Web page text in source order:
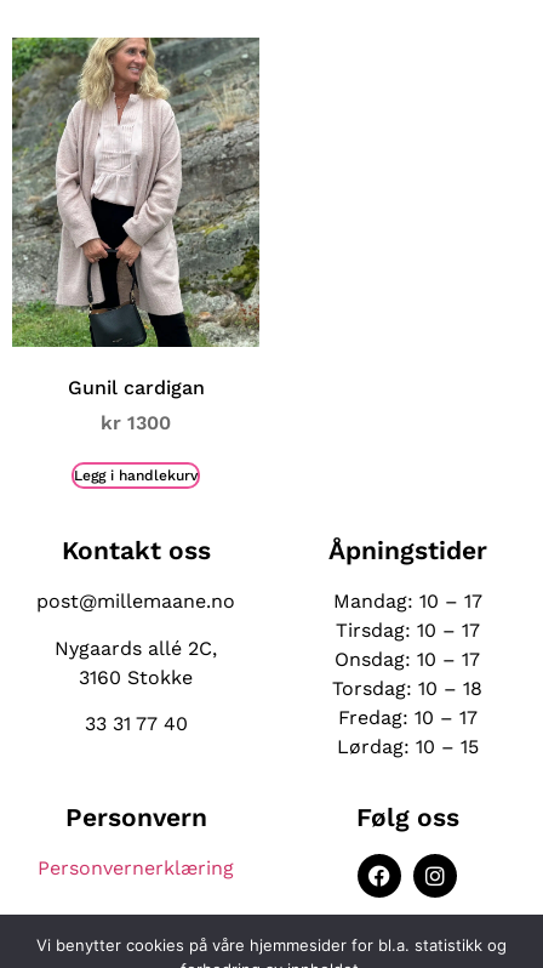
Gunil cardigan
kr 1300
Legg i handlekurv
Kontakt oss
post@millemaane.no
Nygaards allé 2C,
3160 Stokke
33 31 77 40
Åpningstider
Mandag: 10 – 17
Tirsdag: 10 – 17
Onsdag: 10 – 17
Torsdag: 10 – 18
Fredag: 10 – 17
Lørdag: 10 – 15
Personvern
Personvernerklæring
Følg oss
Vi benytter cookies på våre hjemmesider for bl.a. statistikk og